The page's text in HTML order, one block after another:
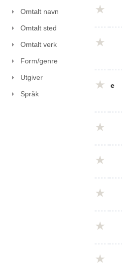
Omtalt navn
Omtalt sted
Omtalt verk
Form/genre
Utgiver
Språk
e